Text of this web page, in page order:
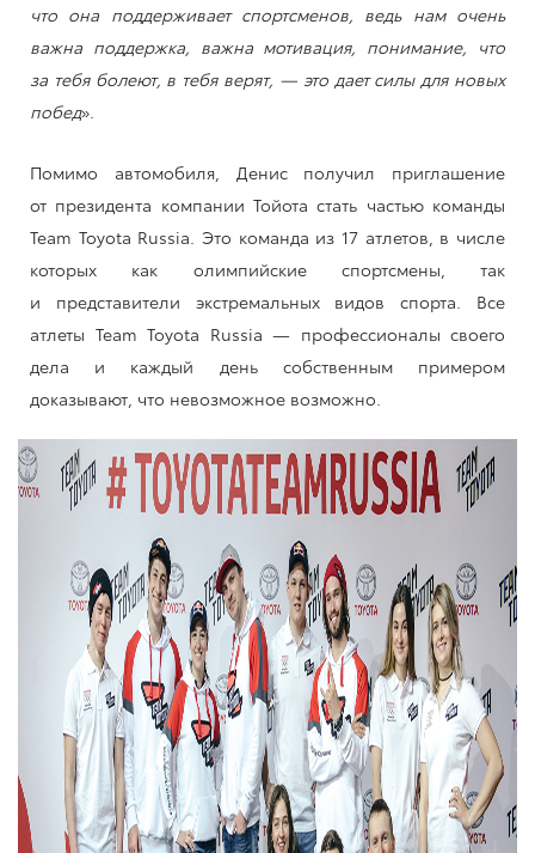
что она поддерживает спортсменов, ведь нам очень
важна поддержка, важна мотивация, понимание, что
за тебя болеют, в тебя верят, — это дает силы для новых
побед».
Помимо автомобиля, Денис получил приглашение
от президента компании Тойота стать частью команды
Team Toyota Russia. Это команда из 17 атлетов, в числе
которых как олимпийские спортсмены, так
и представители экстремальных видов спорта. Все
атлеты Team Toyota Russia — профессионалы своего
дела и каждый день собственным примером
доказывают, что невозможное возможно.